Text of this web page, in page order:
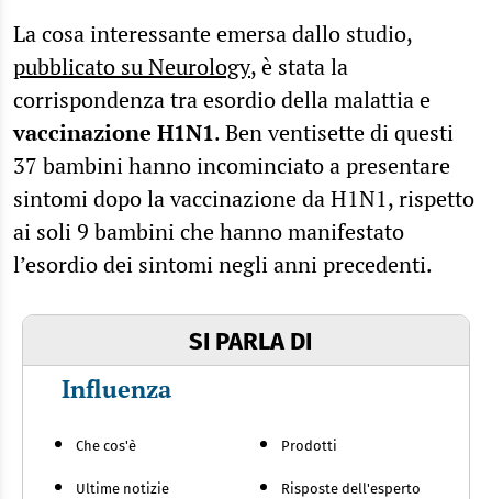
La cosa interessante emersa dallo studio,
pubblicato su Neurology, è stata la
corrispondenza tra esordio della malattia e
vaccinazione H1N1. Ben ventisette di questi
37 bambini hanno incominciato a presentare
sintomi dopo la vaccinazione da H1N1, rispetto
ai soli 9 bambini che hanno manifestato
l’esordio dei sintomi negli anni precedenti.
SI PARLA DI
Influenza
Che cos'è
Ultime notizie
Prodotti
Risposte dell'esperto